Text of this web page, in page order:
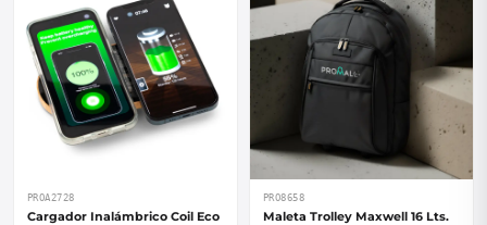
PROA2728
Cargador Inalámbrico Coil Eco
PRO8658
Maleta Trolley Maxwell 16 Lts.